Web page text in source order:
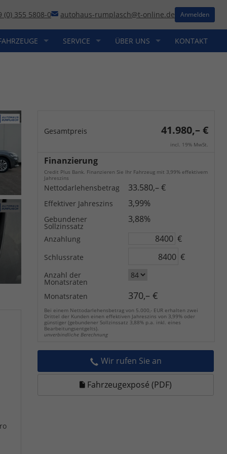
(0) 355 5808-0 autohaus-rumplasch@t-online.de Anmelden
SERVICE ÜBER UNS KONTAKT
Gesamtpreis 41.980,– €
incl. 19% MwSt.
Finanzierung
Credit Plus Bank. Finanzieren Sie Ihr Fahrzeug mit 3,99% effektivem
Jahreszins
Nettodarlehensbetrag 33.580,– €
Effektiver Jahreszins 3,99%
Gebundener
Sollzinssatz
3,88%
Anzahlung €
Schlussrate €
Anzahl der
Monatsraten
Monatsraten
370,– €
Bei einem Nettodarlehensbetrag von 5.000,- EUR erhalten zwei
Drittel der Kunden einen effektiven Jahreszins von 3,99% oder
günstiger (gebundener Sollzinssatz 3,88% p.a. inkl. eines
Bearbeitungsentgelts).
unverbindliche Berechnung
Wir rufen Sie an
Fahrzeugexposé (PDF)